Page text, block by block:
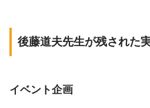
後藤道夫先生が残された
イベント企画